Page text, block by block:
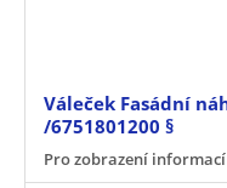
Váleček Fasádní
/6751801200 §
Pro zobrazení